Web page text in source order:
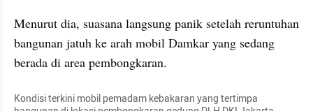
Menurut dia, suasana langsung panik setelah reruntuhan
bangunan jatuh ke arah mobil Damkar yang sedang
berada di area pembongkaran.
Kondisi terkini mobil pemadam kebakaran yang tertimpa